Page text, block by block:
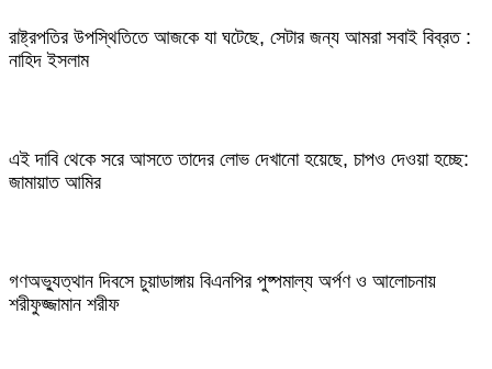
রাষ্ট্রপতির উপস্থিতিতে আজকে যা ঘটেছে, সেটার জন্য আমরা সবাই বিব্রত :
নাহিদ ইসলাম
এই দাবি থেকে সরে আসতে তাদের লোভ দেখানো হয়েছে, চাপও দেওয়া হচ্ছে:
জামায়াত আমির
গণঅভ্যুত্থান দিবসে চুয়াডাঙ্গায় বিএনপির পুষ্পমাল্য অর্পণ ও আলোচনায়
শরীফুজ্জামান শরীফ